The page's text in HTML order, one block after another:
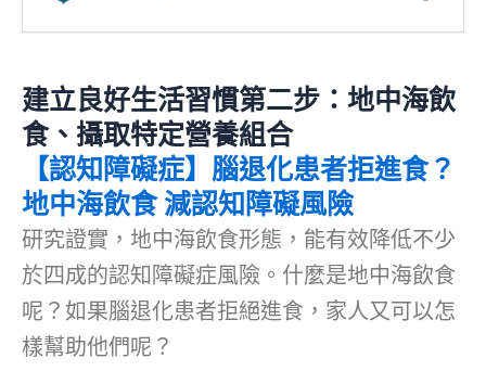
建立良好生活習慣第二步：地中海飲
食、攝取特定營養組合
【認知障礙症】腦退化患者拒進食？
地中海飲食 減認知障礙風險
研究證實，地中海飲食形態，能有效降低不少
於四成的認知障礙症風險。什麼是地中海飲食
呢？如果腦退化患者拒絕進食，家人又可以怎
樣幫助他們呢？